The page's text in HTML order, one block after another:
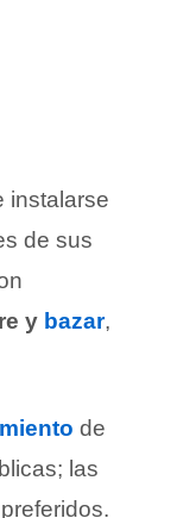
instalarse
de sus
y bazar,
de
las